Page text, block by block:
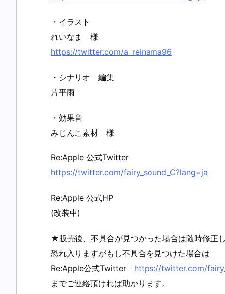
・イラスト
れいなま 様
https://twitter.com/a_reinama96
・シナリオ 編集
片平雨
・効果音
みじんこ素材 様
Re:Apple 公式Twitter
https://twitter.com/fairy_sound_C?lang=ja
Re:Apple 公式HP
(改装中)
★販売後、不具合が見つかった場合は随時修正し
恐れ入りますがもし不具合を見つけた場合は
Re:Apple公式Twitter「https://twitter.com/
までご連絡頂ければ助かります。